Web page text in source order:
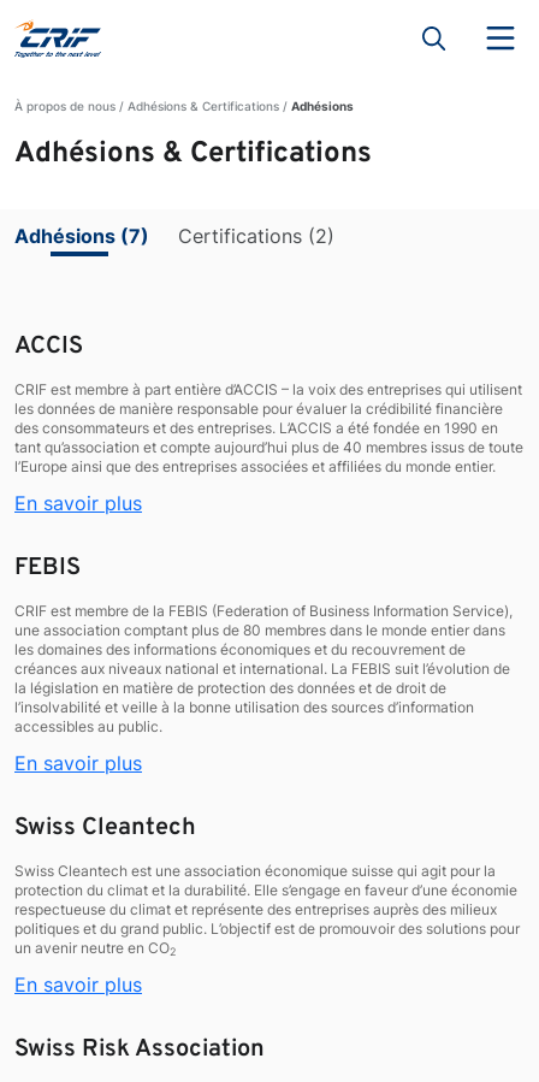
À propos de nous Adhésions & Certifications Adhésions
Adhésions & Certifications
Adhésions (7) Certifications (2)
ACCIS
CRIF est membre à part entière d’ACCIS – la voix des entreprises qui utilisent
les données de manière responsable pour évaluer la crédibilité financière
des consommateurs et des entreprises. L’ACCIS a été fondée en 1990 en
tant qu’association et compte aujourd’hui plus de 40 membres issus de toute
l’Europe ainsi que des entreprises associées et affiliées du monde entier.
En savoir plus
FEBIS
​CRIF est membre de la FEBIS (Federation of Business Information Service),
une association comptant plus de 80 membres dans le monde entier dans
les domaines des informations économiques et du recouvrement de
créances aux niveaux national et international. La FEBIS suit l’évolution de
la législation en matière de protection des données et de droit de
l’insolvabilité et veille à la bonne utilisation des sources d’information
accessibles au public.
En savoir plus
Swiss Cleantech
Swiss Cleantech est une association économique suisse qui agit pour la
protection du climat et la durabilité. Elle s’engage en faveur d’une économie
respectueuse du climat et représente des entreprises auprès des milieux
politiques et du grand public. L’objectif est de promouvoir des solutions pour
un avenir neutre en CO2
En savoir plus
Swiss Risk Association